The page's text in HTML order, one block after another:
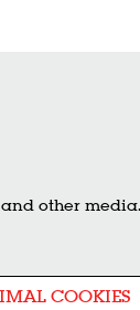
other
COOKIES